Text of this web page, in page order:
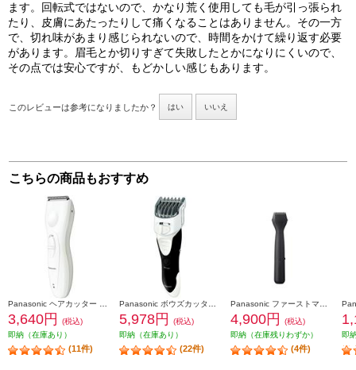
ます。回転式ではないので、かなり荒く使用しても毛が引っ張られ
たり、皮膚にあたったりして痛くなることはありません。その一方
で、切れ味があまり感じられないので、時間をかけて繰り返す必要
があります。眉毛とか切りすぎて失敗したとかになりにくいので、
その点では安心ですが、もどかしい感じもあります。
このレビューは参考になりましたか？ はい いいえ
こちらの商品もおすすめ
3,640円
(税込)
即納（在庫あり）
(11件)
5,978円
(税込)
即納（在庫あり）
(22件)
4,900円
(税込)
即納（在庫残りわずか）
(4件)
即